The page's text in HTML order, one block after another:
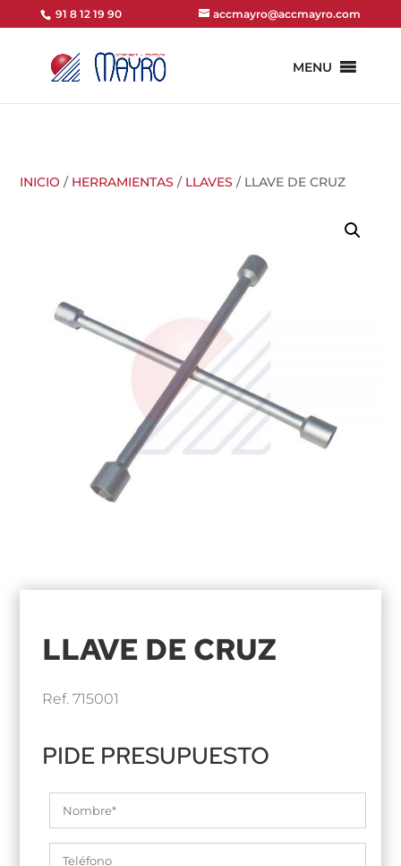
91 8 12 19 90 accmayro@accmayro.com
MENU
INICIO / HERRAMIENTAS / LLAVES / LLAVE DE CRUZ
LLAVE DE CRUZ
Ref. 715001
PIDE PRESUPUESTO